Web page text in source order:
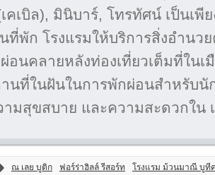
คเบิล), มินิบาร์, โทรทัศน์ เป็นเพี
ที่พัก โรงแรมให้บริการสิ่งอำนว
อนคลายหลังท่องเที่ยวเต็มที่ใน
นที่ในฝันในการพักผ่อนสำหรับนั
มสุขสบาย และความสะดวกใน
ณ เลย บูติก ฟอร์ร่าฮิลล์ รีสอร์ท โรงแรม ม้วนมาณี บูที